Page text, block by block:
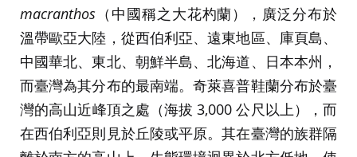
macranthos （中國稱之大花杓蘭），廣泛分布於
溫帶歐亞大陸，從西伯利亞、遠東地區、庫頁島、
中國華北、東北、朝鮮半島、北海道、日本本州，
而臺灣為其分布的最南端。奇萊喜普鞋蘭分布於臺
灣的高山近峰頂之處（海拔 3,000 公尺以上），而
在西伯利亞則見於丘陵或平原。其在臺灣的族群隔